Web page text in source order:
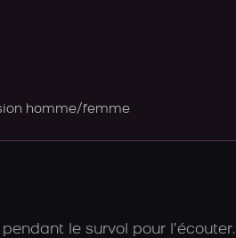
homme/femme
le survol pour l’écouter.